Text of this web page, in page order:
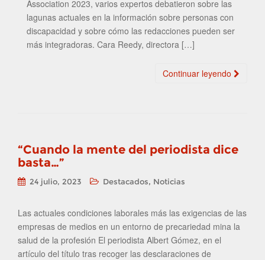
Association 2023, varios expertos debatieron sobre las
lagunas actuales en la información sobre personas con
discapacidad y sobre cómo las redacciones pueden ser
más integradoras. Cara Reedy, directora […]
Continuar leyendo
“Cuando la mente del periodista dice
basta…”
24 julio, 2023 Destacados, Noticias
Las actuales condiciones laborales más las exigencias de las
empresas de medios en un entorno de precariedad mina la
salud de la profesión El periodista Albert Gómez, en el
artículo del título tras recoger las desclaraciones de